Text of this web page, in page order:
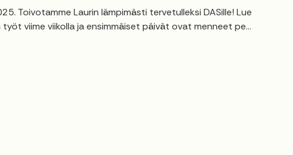
Toivotamme Laurin lämpimästi tervetulleksi DASille! Lue
viime viikolla ja ensimmäiset päivät ovat menneet pe...